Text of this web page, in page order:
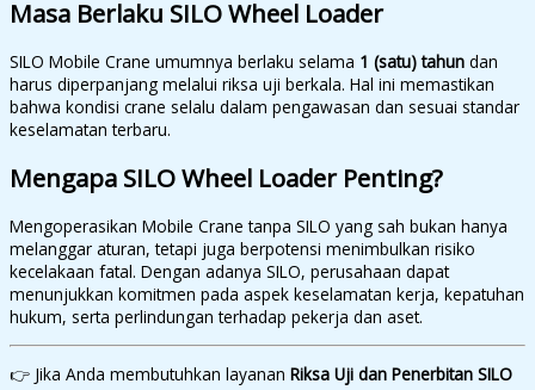
Masa Berlaku SILO Wheel Loader
SILO Mobile Crane umumnya berlaku selama 1 (satu) tahun dan
harus diperpanjang melalui riksa uji berkala. Hal ini memastikan
bahwa kondisi crane selalu dalam pengawasan dan sesuai standar
keselamatan terbaru.
Mengapa SILO Wheel Loader Penting?
Mengoperasikan Mobile Crane tanpa SILO yang sah bukan hanya
melanggar aturan, tetapi juga berpotensi menimbulkan risiko
kecelakaan fatal. Dengan adanya SILO, perusahaan dapat
menunjukkan komitmen pada aspek keselamatan kerja, kepatuhan
hukum, serta perlindungan terhadap pekerja dan aset.
👉 Jika Anda membutuhkan layanan Riksa Uji dan Penerbitan SILO